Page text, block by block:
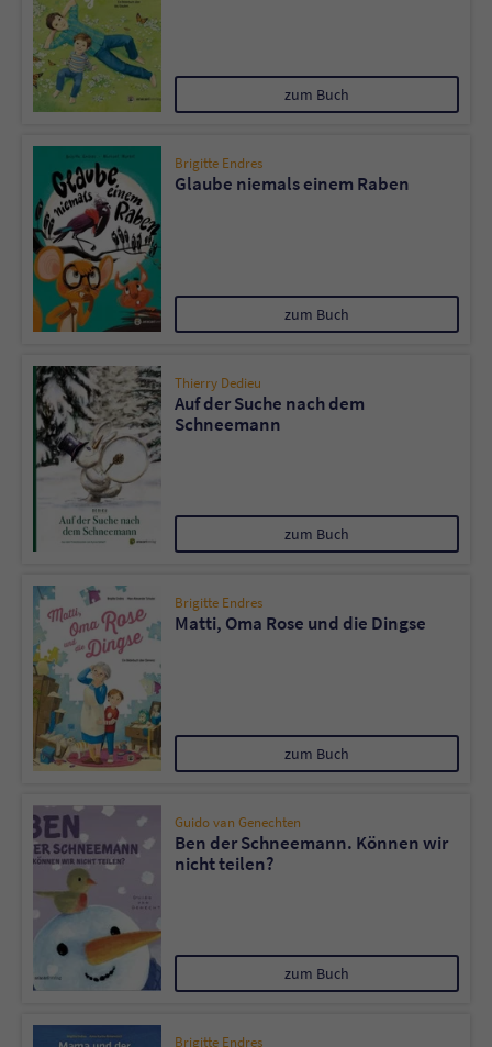
zum Buch
Brigitte Endres
Glaube niemals einem Raben
zum Buch
Thierry Dedieu
Auf der Suche nach dem
Schneemann
zum Buch
Brigitte Endres
Matti, Oma Rose und die Dingse
zum Buch
Guido van Genechten
Ben der Schneemann. Können wir
nicht teilen?
zum Buch
Brigitte Endres